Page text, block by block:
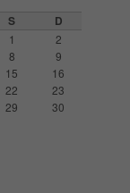
S D
1
2
8
9
15
16
22
23
29
30